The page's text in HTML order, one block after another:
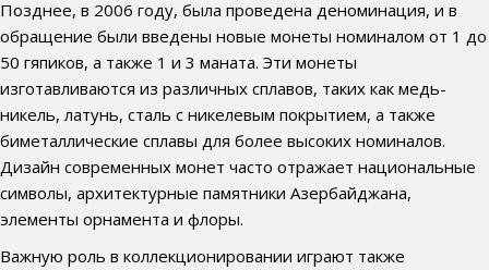
Позднее, в 2006 году, была проведена деноминация, и в
обращение были введены новые монеты номиналом от 1 до
50 гяпиков, а также 1 и 3 маната. Эти монеты
изготавливаются из различных сплавов, таких как медь-
никель, латунь, сталь с никелевым покрытием, а также
биметаллические сплавы для более высоких номиналов.
Дизайн современных монет часто отражает национальные
символы, архитектурные памятники Азербайджана,
элементы орнамента и флоры.
Важную роль в коллекционировании играют также